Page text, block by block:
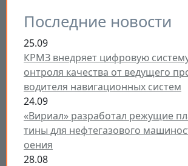
Последние новости
25.09
КРМЗ внедряет цифровую
онтроля качества от ведущего
водителя навигационных систем
24.09
«Вириал» разработал режущие
тины для нефтегазового
оения
28.08